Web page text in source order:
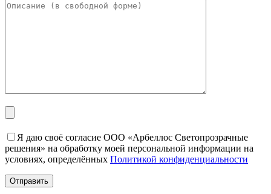
Я даю своё согласие ООО «Арбеллос Светопрозрачные
решения» на обработку моей персональной информации на
условиях, определённых Политикой конфиденциальности